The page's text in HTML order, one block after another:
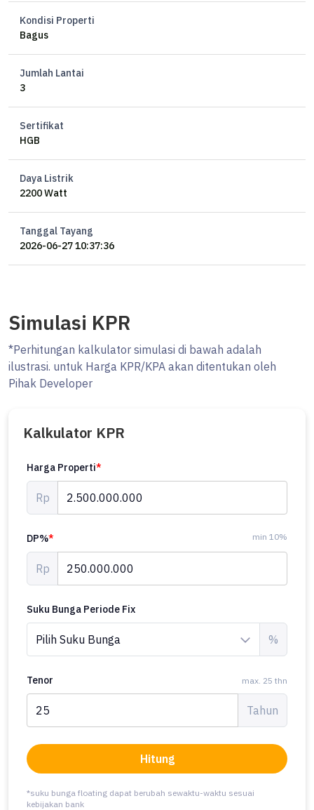
Carport
Free PPN untuk bulan Mei 2025 saja
Kondisi Properti
Bagus
Jumlah Lantai
3
Sertifikat
HGB
Daya Listrik
2200 Watt
Tanggal Tayang
2026-06-27 10:37:36
Simulasi KPR
*Perhitungan kalkulator simulasi di bawah adalah
ilustrasi. untuk Harga KPR/KPA akan ditentukan oleh
Pihak Developer
Kalkulator KPR
Harga Properti*
Rp
DP%* min 10%
Rp
Suku Bunga Periode Fix
%
Tenor max. 25 thn
Tahun
Hitung
*suku bunga floating dapat berubah sewaktu-waktu sesuai
kebijakan bank